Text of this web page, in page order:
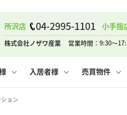
所沢店 04-2995-1101 小手指
株式会社ノザワ産業 営業時間：9:30～
入居者様 売買物件
歴 保存した検索条件
理のご依頼 お住まいの解約手続き
くある質問 マンションVS戸建
媒介契約の種類 売却時の諸費用
スタッフブログ 個人情
ョン